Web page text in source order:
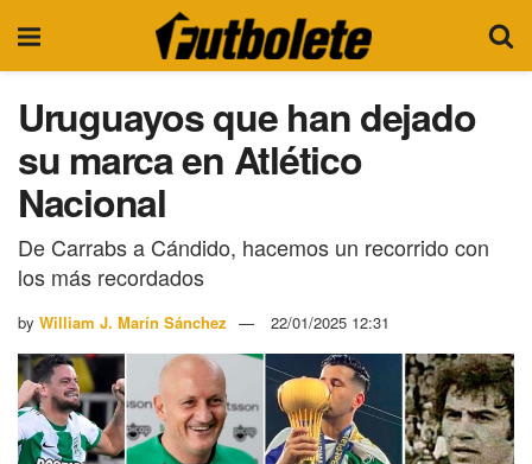
Uruguayos que han dejado
su marca en Atlético
Nacional
De Carrabs a Cándido, hacemos un recorrido con
los más recordados
by William J. Marín Sánchez 22/01/2025 12:31